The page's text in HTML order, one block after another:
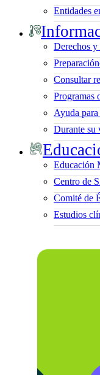
Entidades
Derechos y
Consultar
Programas
Ayuda
Durante su
Educación
Centro de
Comité de
Estudios